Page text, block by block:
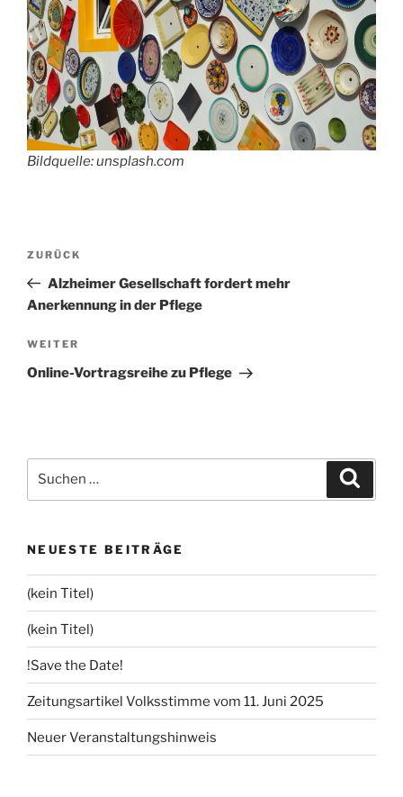
Bildquelle: unsplash.com
Beitragsnavigation
Vorheriger
Beitrag
ZURÜCK
Alzheimer Gesellschaft fordert mehr
Anerkennung in der Pflege
Nächster
Beitrag
WEITER
Online-Vortragsreihe zu Pflege
nach:
NEUESTE BEITRÄGE
(kein Titel)
(kein Titel)
!Save the Date!
Zeitungsartikel Volksstimme vom 11. Juni 2025
Neuer Veranstaltungshinweis